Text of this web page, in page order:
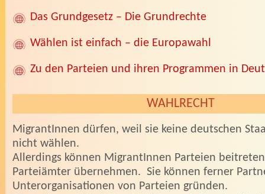
Das Grundgesetz – Die Grundrechte
Wählen ist einfach – die Europawahl
Zu den Parteien und ihren Programmen in
WAHLRECHT
MigrantInnen dürfen, weil sie keine deutschen
nicht wählen.
Allerdings können MigrantInnen Parteien
Parteiämter übernehmen. Sie können ferner
Unterorganisationen von Parteien gründen.